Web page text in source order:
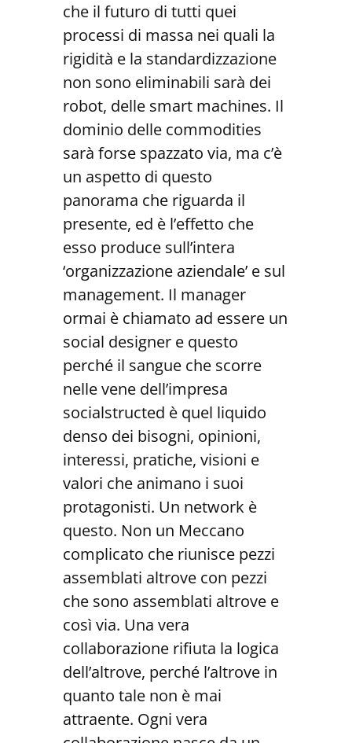
che il futuro di tutti quei
processi di massa nei quali la
rigidità e la standardizzazione
non sono eliminabili sarà dei
robot, delle smart machines. Il
dominio delle commodities
sarà forse spazzato via, ma c’è
un aspetto di questo
panorama che riguarda il
presente, ed è l’effetto che
esso produce sull’intera
‘organizzazione aziendale’ e sul
management. Il manager
ormai è chiamato ad essere un
social designer e questo
perché il sangue che scorre
nelle vene dell’impresa
socialstructed è quel liquido
denso dei bisogni, opinioni,
interessi, pratiche, visioni e
valori che animano i suoi
protagonisti. Un network è
questo. Non un Meccano
complicato che riunisce pezzi
assemblati altrove con pezzi
che sono assemblati altrove e
così via. Una vera
collaborazione rifiuta la logica
dell’altrove, perché l’altrove in
quanto tale non è mai
attraente. Ogni vera